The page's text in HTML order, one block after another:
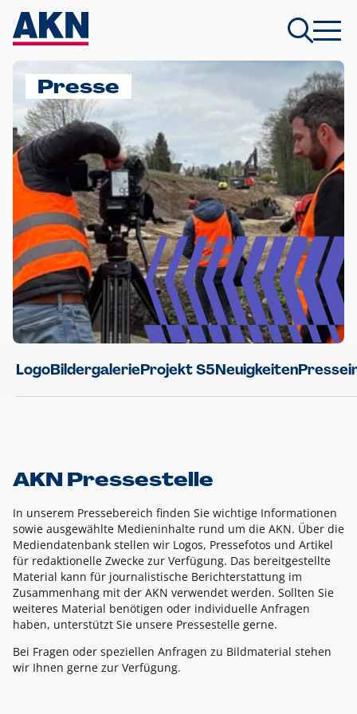
Presse
LogoBildergalerieProjekt S5Neuigkeiten
AKN Pressestelle
In unserem Pressebereich finden Sie wichtige Informationen
sowie ausgewählte Medieninhalte rund um die AKN. Über die
Mediendatenbank stellen wir Logos, Pressefotos und Artikel
für redaktionelle Zwecke zur Verfügung. Das bereitgestellte
Material kann für journalistische Berichterstattung im
Zusammenhang mit der AKN verwendet werden. Sollten Sie
weiteres Material benötigen oder individuelle Anfragen
haben, unterstützt Sie unsere Pressestelle gerne.
Bei Fragen oder speziellen Anfragen zu Bildmaterial stehen
wir Ihnen gerne zur Verfügung.